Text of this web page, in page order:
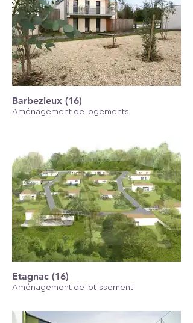
Barbezieux (16)
Aménagement de logements
Etagnac (16)
Aménagement de lotissement